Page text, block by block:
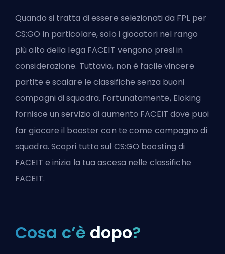
Quando si tratta di essere selezionati da FPL per
CS:GO in particolare, solo i giocatori nel rango
più alto della lega FACEIT vengono presi in
considerazione. Tuttavia, non è facile vincere
partite e scalare le classifiche senza buoni
compagni di squadra. Fortunatamente, Eloking
fornisce un servizio diaumento FACEIT dove puoi
far giocare il booster con te come compagno di
squadra. Scopri tutto sul CS:GO boosting di
FACEIT e inizia la tua ascesa nelle classifiche
FACEIT.
Cosa c’è dopo?